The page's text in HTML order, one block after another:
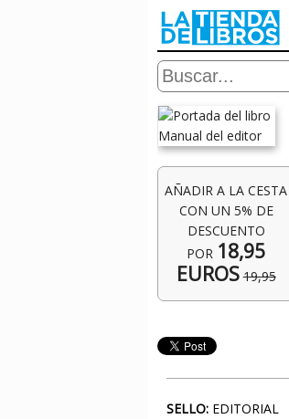
AÑADIR A LA CESTA
CON UN 5% DE
DESCUENTO
POR 18,95
EUROS 19,95
SELLO: EDITORIAL